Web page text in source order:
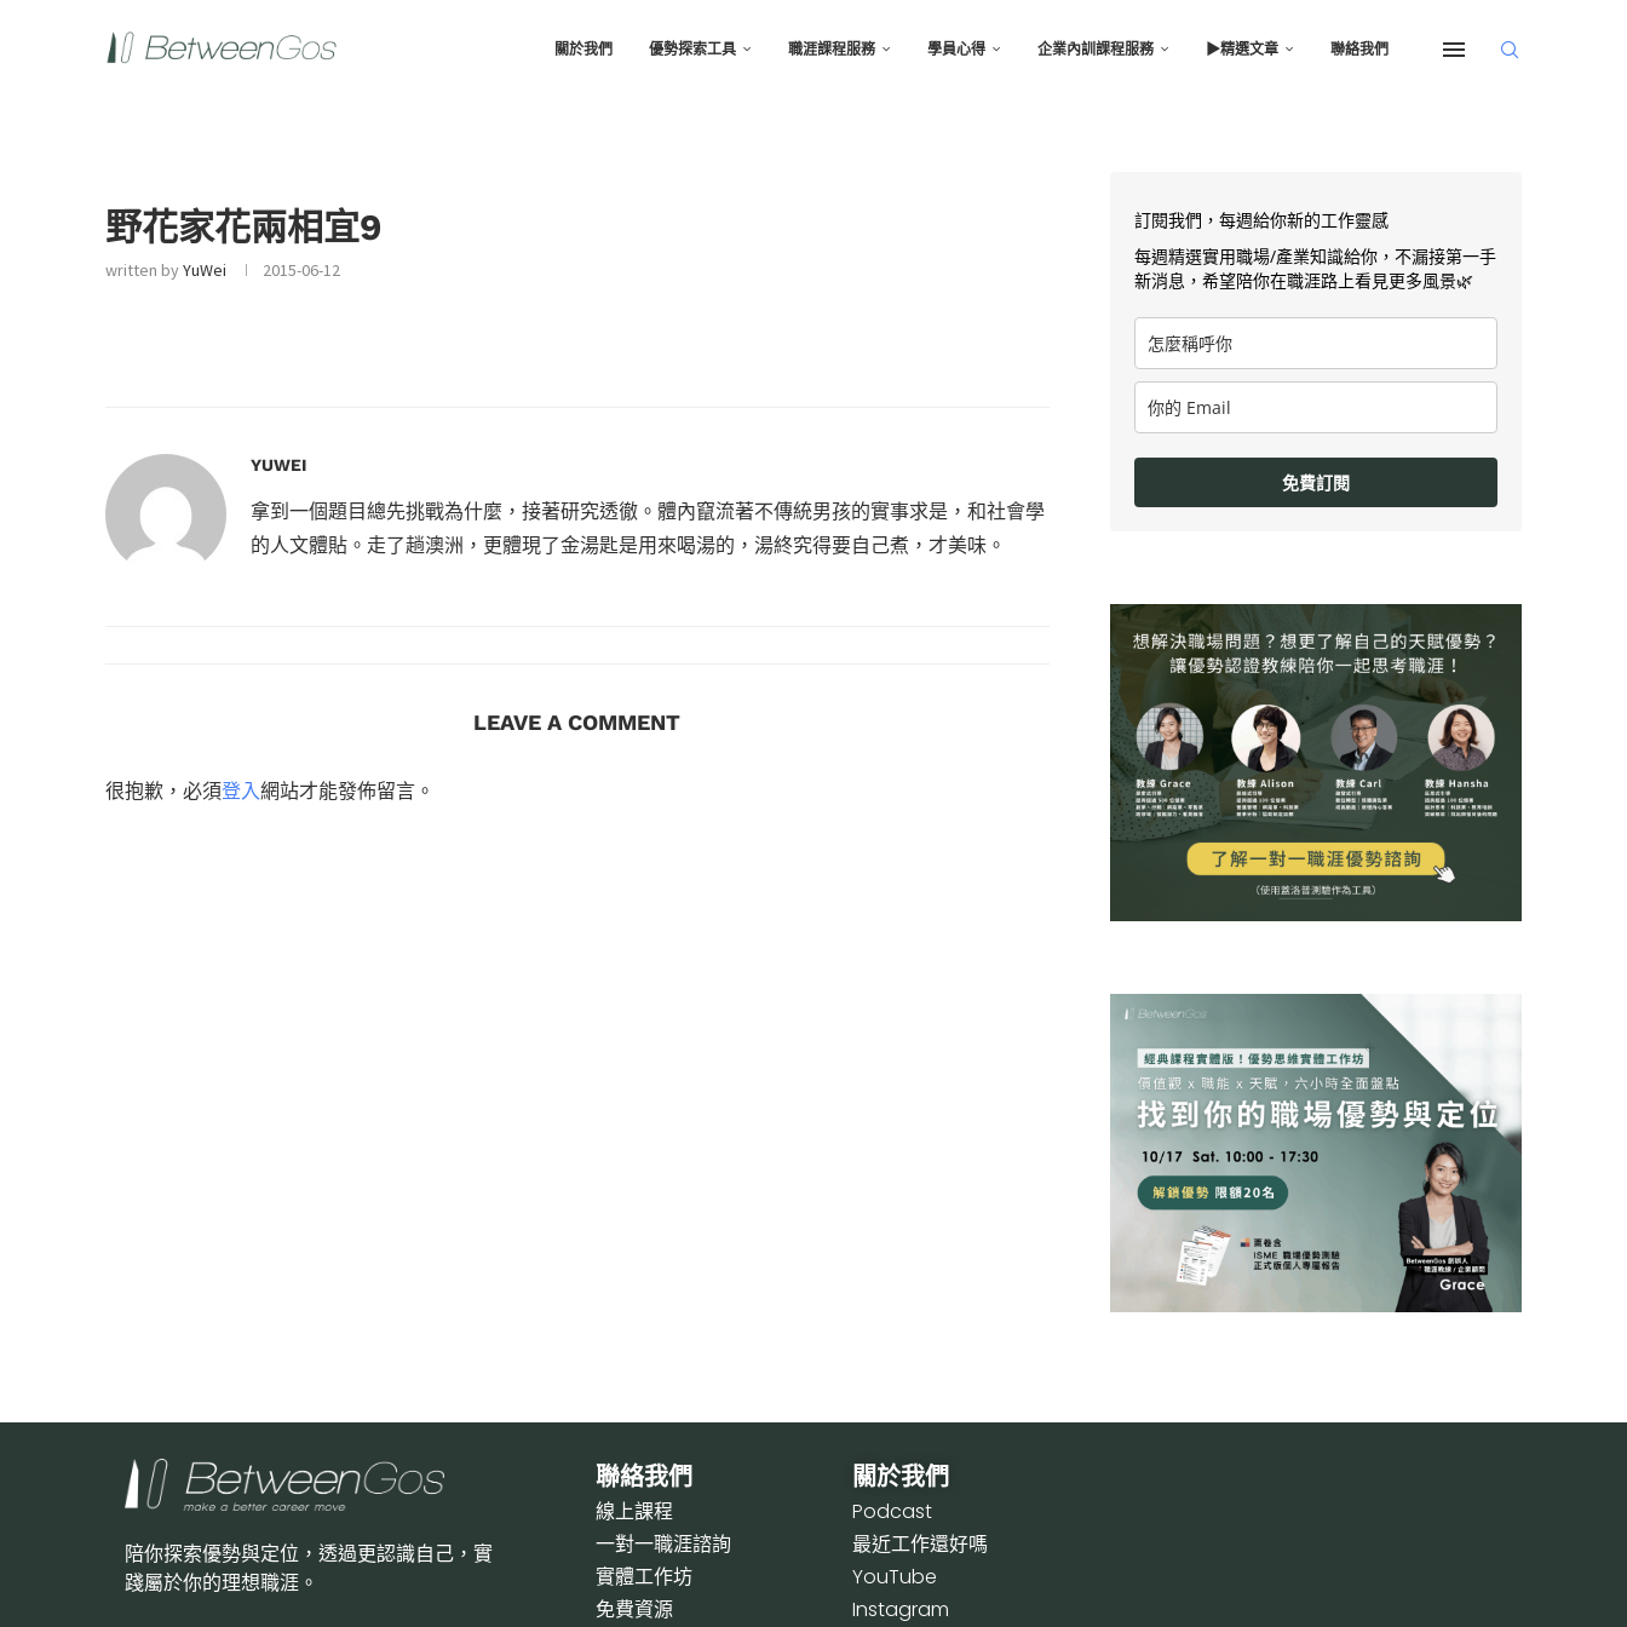
關於我們 優勢探索工具 職涯課程服務 學員心得 企業內訓課程服務 ▶︎精選文章 聯絡我們
野花家花兩相宜9
written byYuWei 2015-06-12
YUWEI
拿到一個題目總先挑戰為什麼，接著研究透徹。體內竄流著不傳統男孩的實事求是，和社會學
的人文體貼。走了趟澳洲，更體現了金湯匙是用來喝湯的，湯終究得要自己煮，才美味。
LEAVE A COMMENT
很抱歉，必須登入網站才能發佈留言。
訂閱我們，每週給你新的工作靈感
每週精選實用職場/產業知識給你，不漏接第一手
新消息，希望陪你在職涯路上看見更多風景🌿
免費訂閱
陪你探索優勢與定位，透過更認識自己，實
踐屬於你的理想職涯。
聯絡我們
線上課程
一對一職涯諮詢
實體工作坊
免費資源
關於我們
Podcast
最近工作還好嗎
YouTube
Instagram